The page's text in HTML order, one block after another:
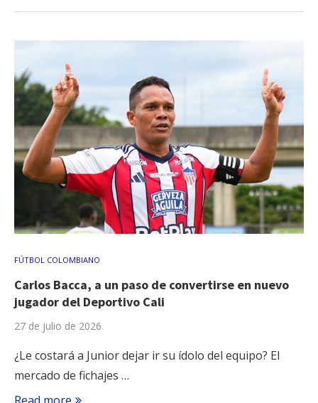
FÚTBOL COLOMBIANO
Carlos Bacca, a un paso de convertirse en nuevo
jugador del Deportivo Cali
27 de julio de 2026
¿Le costará a Junior dejar ir su ídolo del equipo? El
mercado de fichajes …